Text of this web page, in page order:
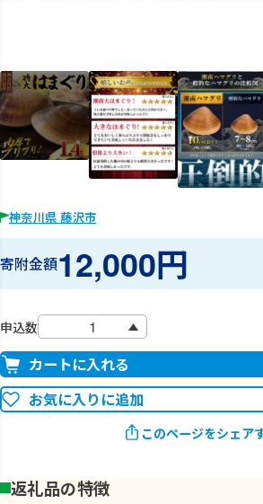
神奈川県 藤沢市
寄附金額12,000円
申込数
カートに入れる
お気に入りに追加
このページをシェア
返礼品の特徴